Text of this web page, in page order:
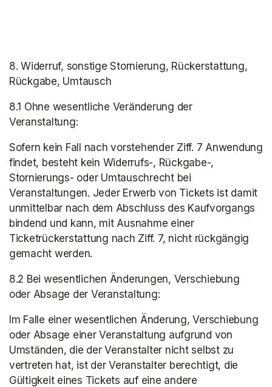
8. Widerruf, sonstige Stornierung, Rückerstattung,
Rückgabe, Umtausch
8.1 Ohne wesentliche Veränderung der
Veranstaltung:
Sofern kein Fall nach vorstehender Ziff. 7 Anwendung
findet, besteht kein Widerrufs-, Rückgabe-,
Stornierungs- oder Umtauschrecht bei
Veranstaltungen. Jeder Erwerb von Tickets ist damit
unmittelbar nach dem Abschluss des Kaufvorgangs
bindend und kann, mit Ausnahme einer
Ticketrückerstattung nach Ziff. 7, nicht rückgängig
gemacht werden.
8.2 Bei wesentlichen Änderungen, Verschiebung
oder Absage der Veranstaltung:
Im Falle einer wesentlichen Änderung, Verschiebung
oder Absage einer Veranstaltung aufgrund von
Umständen, die der Veranstalter nicht selbst zu
vertreten hat, ist der Veranstalter berechtigt, die
Gültigkeit eines Tickets auf eine andere